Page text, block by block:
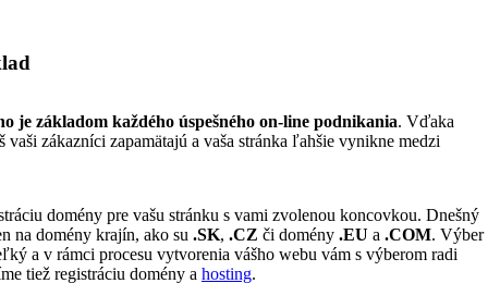
je základom každého úspešného on-line podnikania. Vďaka
vaši zákazníci zapamätajú a vaša stránka ľahšie vynikne medzi
domény pre vašu stránku s vami zvolenou koncovkou. Dnešný
na domény krajín, ako su .SK, .CZ či domény .EU a .COM. Výber
a v rámci procesu vytvorenia vášho webu vám s výberom radi
tiež registráciu domény a hosting.